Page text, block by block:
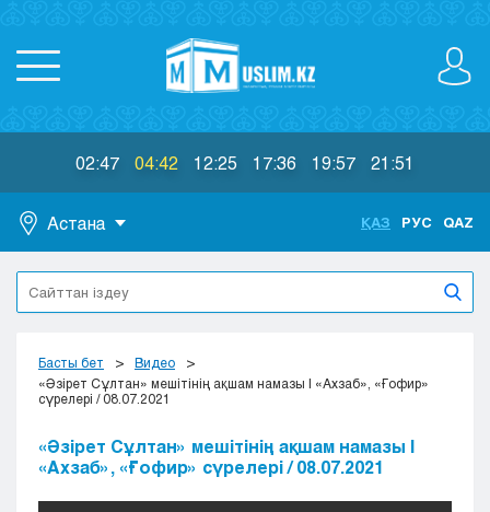
02:47 04:42 12:25 17:36 19:57 21:51
Астана
Астана
Алматы
Атырау
Жезказган
Кокшетау
ҚАЗ РУС QAZ
Басты бет
Видео
«Әзірет Сұлтан» мешітінің ақшам намазы | «Ахзаб», «Ғофир»
сүрелері / 08.07.2021
«Әзірет Сұлтан» мешітінің ақшам намазы |
«Ахзаб», «Ғофир» сүрелері / 08.07.2021